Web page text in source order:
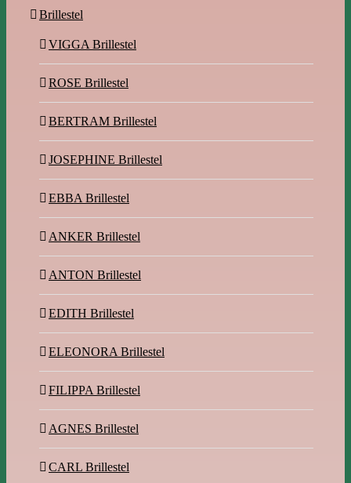
Brillestel
VIGGA Brillestel
ROSE Brillestel
BERTRAM Brillestel
JOSEPHINE Brillestel
EBBA Brillestel
ANKER Brillestel
ANTON Brillestel
EDITH Brillestel
ELEONORA Brillestel
FILIPPA Brillestel
AGNES Brillestel
CARL Brillestel